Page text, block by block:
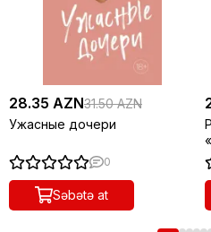
28.35 AZN31.50 AZN
Ужасные дочери
0
Səbətə at